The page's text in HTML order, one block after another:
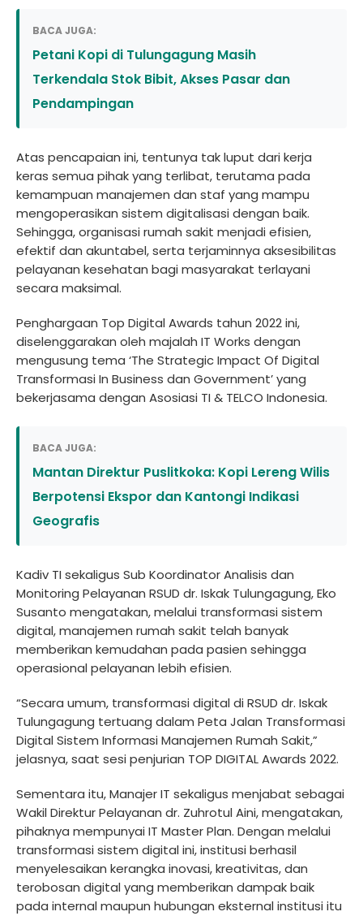
BACA JUGA:
Petani Kopi di Tulungagung Masih
Terkendala Stok Bibit, Akses Pasar dan
Pendampingan
Atas pencapaian ini, tentunya tak luput dari kerja
keras semua pihak yang terlibat, terutama pada
kemampuan manajemen dan staf yang mampu
mengoperasikan sistem digitalisasi dengan baik.
Sehingga, organisasi rumah sakit menjadi efisien,
efektif dan akuntabel, serta terjaminnya aksesibilitas
pelayanan kesehatan bagi masyarakat terlayani
secara maksimal.
Penghargaan Top Digital Awards tahun 2022 ini,
diselenggarakan oleh majalah IT Works dengan
mengusung tema ‘The Strategic Impact Of Digital
Transformasi In Business dan Government’ yang
bekerjasama dengan Asosiasi TI & TELCO Indonesia.
BACA JUGA:
Mantan Direktur Puslitkoka: Kopi Lereng Wilis
Berpotensi Ekspor dan Kantongi Indikasi
Geografis
Kadiv TI sekaligus Sub Koordinator Analisis dan
Monitoring Pelayanan RSUD dr. Iskak Tulungagung, Eko
Susanto mengatakan, melalui transformasi sistem
digital, manajemen rumah sakit telah banyak
memberikan kemudahan pada pasien sehingga
operasional pelayanan lebih efisien.
“Secara umum, transformasi digital di RSUD dr. Iskak
Tulungagung tertuang dalam Peta Jalan Transformasi
Digital Sistem Informasi Manajemen Rumah Sakit,”
jelasnya, saat sesi penjurian TOP DIGITAL Awards 2022.
Sementara itu, Manajer IT sekaligus menjabat sebagai
Wakil Direktur Pelayanan dr. Zuhrotul Aini, mengatakan,
pihaknya mempunyai IT Master Plan. Dengan melalui
transformasi sistem digital ini, institusi berhasil
menyelesaikan kerangka inovasi, kreativitas, dan
terobosan digital yang memberikan dampak baik
pada internal maupun hubungan eksternal institusi itu